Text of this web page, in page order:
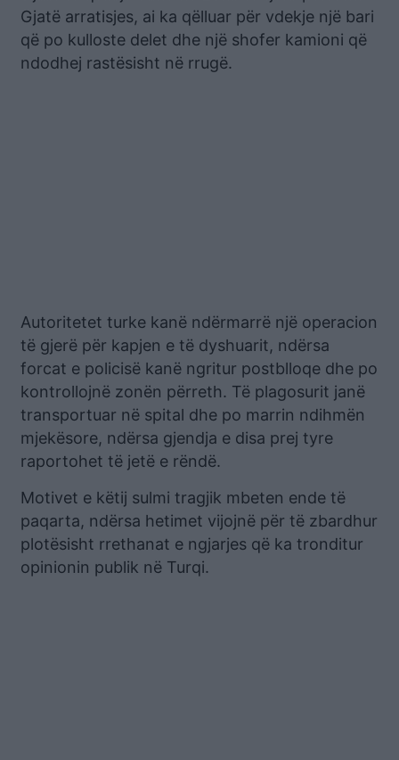
Gjatë arratisjes, ai ka qëlluar për vdekje një bari
që po kulloste delet dhe një shofer kamioni që
ndodhej rastësisht në rrugë.
Autoritetet turke kanë ndërmarrë një operacion
të gjerë për kapjen e të dyshuarit, ndërsa
forcat e policisë kanë ngritur postblloqe dhe po
kontrollojnë zonën përreth. Të plagosurit janë
transportuar në spital dhe po marrin ndihmën
mjekësore, ndërsa gjendja e disa prej tyre
raportohet të jetë e rëndë.
Motivet e këtij sulmi tragjik mbeten ende të
paqarta, ndërsa hetimet vijojnë për të zbardhur
plotësisht rrethanat e ngjarjes që ka tronditur
opinionin publik në Turqi.